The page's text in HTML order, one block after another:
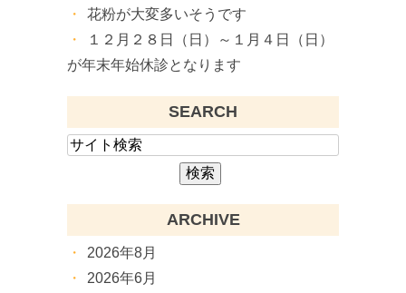
花粉が大変多いそうです
１２月２８日（日）～１月４日（日）
が年末年始休診となります
SEARCH
ARCHIVE
2026年8月
2026年6月